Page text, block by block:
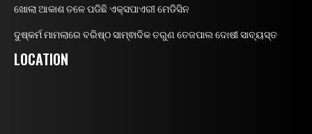
ଖୋଲା ଆକାଶ ତଳେ ପଡିଛି ଏକ୍ସପାଏରୀ ମେଡିସିନ
ଦୁଷ୍କର୍ମ ମାମଲାରେ ବରିଷ୍ଠ ସାମ୍ଵାଦିକ ତରୁଣ ତେଜପାଲ ଦୋଷୀ ସାବ୍ୟସ୍ତ
LOCATION